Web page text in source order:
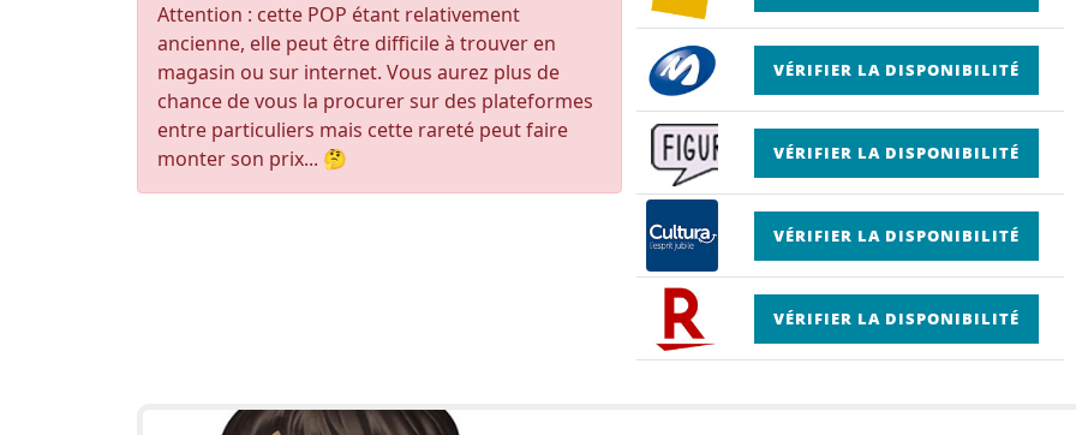
Attention : cette POP étant relativement
ancienne, elle peut être difficile à trouver en
magasin ou sur internet. Vous aurez plus de
chance de vous la procurer sur des plateformes
entre particuliers mais cette rareté peut faire
monter son prix... 🤔
VÉRIFIER LA DISPONIBILITÉ
VÉRIFIER LA DISPONIBILITÉ
VÉRIFIER LA DISPONIBILITÉ
VÉRIFIER LA DISPONIBILITÉ